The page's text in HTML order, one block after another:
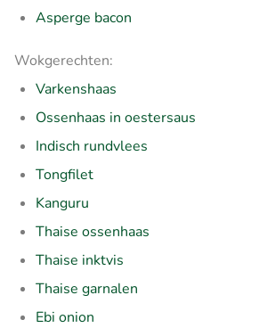
Asperge bacon
Wokgerechten:
Varkenshaas
Ossenhaas in oestersaus
Indisch rundvlees
Tongfilet
Kanguru
Thaise ossenhaas
Thaise inktvis
Thaise garnalen
Ebi onion